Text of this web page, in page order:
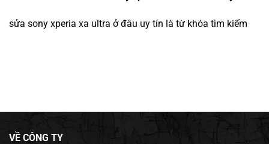
sửa sony xperia xa ultra ở đâu uy tín là từ khóa tìm kiếm
VỀ CÔNG TY